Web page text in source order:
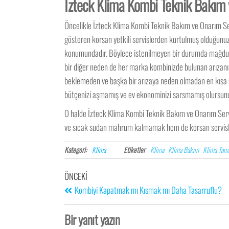
İzteck Klima Kombi Teknik
Öncelikle İzteck Klima Kombi Teknik Bakım ve Onarım
gösteren korsan yetkili servislerden kurtulmuş
konumundadır. Böylece istenilmeyen bir durumda
bir diğer neden de her marka kombinizde bulunan
beklemeden ve başka bir arızaya neden olmadan en
bütçenizi aşmamış ve ev ekonominizi sarsmamış
O halde İzteck Klima Kombi Teknik Bakım ve Onarım
ve sıcak sudan mahrum kalmamak hem de korsan
Kategori: Klima Etiketler Klima Klima Bakım Klima
ÖNCEKI
Kombiyi Kapatmak mı Kısmak mı Daha Tasarruflu?
Bir yanıt yazın